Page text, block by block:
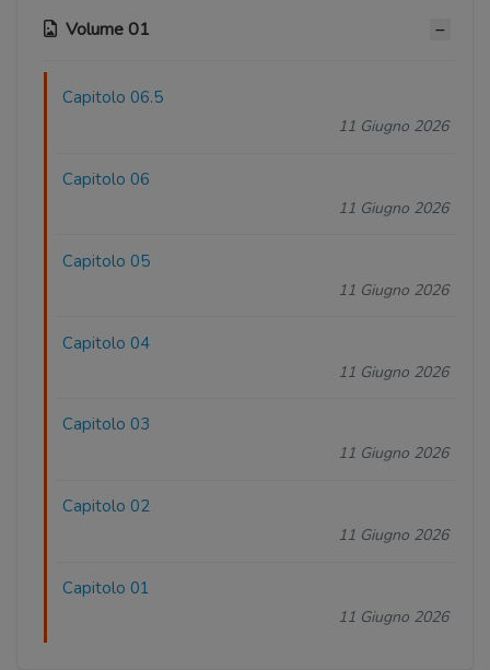
Volume 01
Capitolo 06.5
11 Giugno 2026
Capitolo 06
11 Giugno 2026
Capitolo 05
11 Giugno 2026
Capitolo 04
11 Giugno 2026
Capitolo 03
11 Giugno 2026
Capitolo 02
11 Giugno 2026
Capitolo 01
11 Giugno 2026